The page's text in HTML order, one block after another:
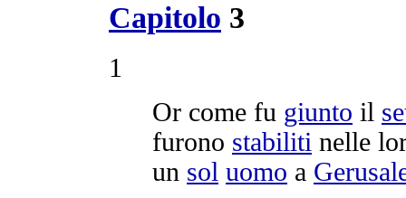
Capitolo 3
1
Or come fu giunto il
furono stabiliti nelle
un sol uomo a